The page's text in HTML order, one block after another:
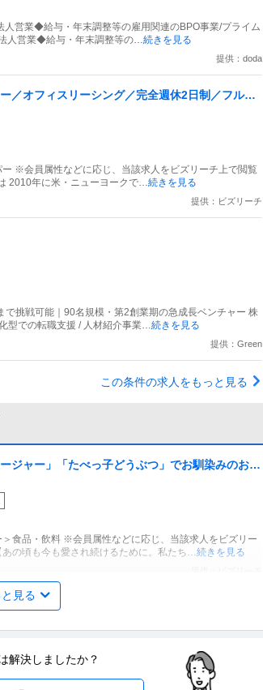
営業◆給与・年末調整等の雇用関連のBPO事業/プライム
人営業◆給与・年末調整等の…続きを見る
提供：doda
／オフィスリーシング／完全週休2日制／フルフ
ー ※会員属性などに応じ、当該求人をビズリーチ上で閲覧
2010年に米・ニューヨークで…続きを見る
提供：ビズリーチ
で挑戦可能｜90名規模・第2創業期の急成長ベンチャー 株
型での転職支援 / 人材紹介事業…続きを見る
提供：Green
この条件の求人をもっと見る
ジャー」「たべっ子どうぶつ」でお馴染みのお菓
スパラガス」などのロングセラー商品を製造／
社ギンビス）
食品・飲料 ※会員属性などに応じ、当該求人をビズリー
の頃も今も愛され続けるために。私たち…続きを見る
介の法人営業／マネジメント業務
法人営業｜マネジメント業務 【高収入！稼ぐなら当社
見る
解決しましたか？